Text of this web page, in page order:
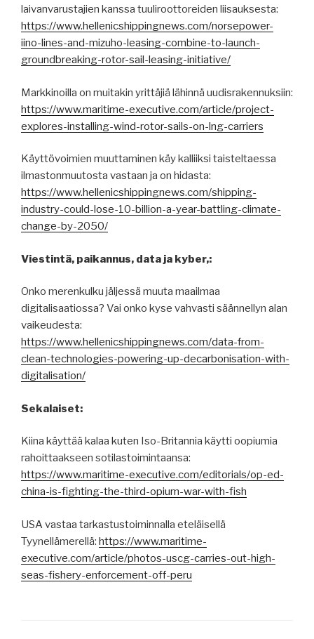
laivanvarustajien kanssa tuuliroottoreiden liisauksesta:
https://www.hellenicshippingnews.com/norsepower-
iino-lines-and-mizuho-leasing-combine-to-launch-
groundbreaking-rotor-sail-leasing-initiative/
Markkinoilla on muitakin yrittäjiä lähinnä uudisrakennuksiin:
https://www.maritime-executive.com/article/project-
explores-installing-wind-rotor-sails-on-lng-carriers
Käyttövoimien muuttaminen käy kalliiksi taisteltaessa
ilmastonmuutosta vastaan ja on hidasta:
https://www.hellenicshippingnews.com/shipping-
industry-could-lose-10-billion-a-year-battling-climate-
change-by-2050/
Viestintä, paikannus, data ja kyber,:
Onko merenkulku jäljessä muuta maailmaa
digitalisaatiossa? Vai onko kyse vahvasti säännellyn alan
vaikeudesta:
https://www.hellenicshippingnews.com/data-from-
clean-technologies-powering-up-decarbonisation-with-
digitalisation/
Sekalaiset:
Kiina käyttää kalaa kuten Iso-Britannia käytti oopiumia
rahoittaakseen sotilastoimintaansa:
https://www.maritime-executive.com/editorials/op-ed-
china-is-fighting-the-third-opium-war-with-fish
USA vastaa tarkastustoiminnalla eteläisellä
Tyynellämerellä: https://www.maritime-
executive.com/article/photos-uscg-carries-out-high-
seas-fishery-enforcement-off-peru